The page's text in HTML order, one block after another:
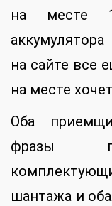
на месте
на сайте все
на месте
Оба
фразы
шантажа и